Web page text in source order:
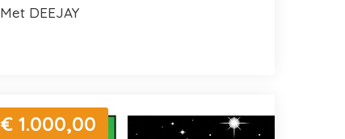
met DEEJAY
€ 1.000,00